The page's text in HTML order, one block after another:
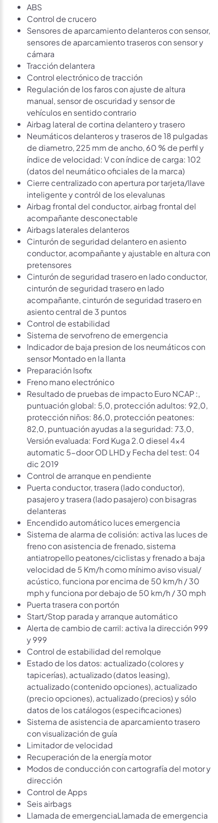
ABS
Control de crucero
Sensores de aparcamiento delanteros con sensor,
sensores de aparcamiento traseros con sensor y
cámara
Tracción delantera
Control electrónico de tracción
Regulación de los faros con ajuste de altura
manual, sensor de oscuridad y sensor de
vehículos en sentido contrario
Airbag lateral de cortina delantero y trasero
Neumáticos delanteros y traseros de 18 pulgadas
de diametro, 225 mm de ancho, 60 % de perfil y
índice de velocidad: V con índice de carga: 102
(datos del neumático oficiales de la marca)
Cierre centralizado con apertura por tarjeta/llave
inteligente y contról de los elevalunas
Airbag frontal del conductor, airbag frontal del
acompañante desconectable
Airbags laterales delanteros
Cinturón de seguridad delantero en asiento
conductor, acompañante y ajustable en altura con
pretensores
Cinturón de seguridad trasero en lado conductor,
cinturón de seguridad trasero en lado
acompañante, cinturón de seguridad trasero en
asiento central de 3 puntos
Control de estabilidad
Sistema de servofreno de emergencia
Indicador de baja presion de los neumáticos con
sensor Montado en la llanta
Preparación Isofix
Freno mano electrónico
Resultado de pruebas de impacto Euro NCAP :,
puntuación global: 5,0, protección adultos: 92,0,
protección niños: 86,0, protección peatones:
82,0, puntuación ayudas a la seguridad: 73,0,
Versión evaluada: Ford Kuga 2.0 diesel 4x4
automatic 5-door OD LHD y Fecha del test: 04
dic 2019
Control de arranque en pendiente
Puerta conductor, trasera (lado conductor),
pasajero y trasera (lado pasajero) con bisagras
delanteras
Encendido automático luces emergencia
Sistema de alarma de colisión: activa las luces de
freno con asistencia de frenado, sistema
antiatropello peatones/ciclistas y frenado a baja
velocidad de 5 Km/h como mínimo aviso visual/
acústico, funciona por encima de 50 km/h / 30
mph y funciona por debajo de 50 km/h / 30 mph
Puerta trasera con portón
Start/Stop parada y arranque automático
Alerta de cambio de carril: activa la dirección 999
y 999
Control de estabilidad del remolque
Estado de los datos: actualizado (colores y
tapicerías), actualizado (datos leasing),
actualizado (contenido opciones), actualizado
(precio opciones), actualizado (precios) y sólo
datos de los catálogos (especificaciones)
Sistema de asistencia de aparcamiento trasero
con visualización de guía
Limitador de velocidad
Recuperación de la energía motor
Modos de conducción con cartografía del motor y
dirección
Control de Apps
Seis airbags
Llamada de emergenciaLlamada de emergencia